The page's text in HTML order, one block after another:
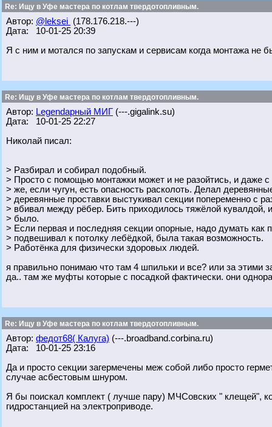
Re: Ищу в Уфе мастера по котлам твердотопливным.
Автор: @leksei (178.176.218.---)
Дата: 10-01-25 20:39
Я с ним и мотался по запускам и сервисам когда монтажа не
Re: Ищу в Уфе мастера по котлам твердотопливным.
Автор: Legendарный МИГ (---.gigalink.su)
Дата: 10-01-25 22:27
Николай писал:
> Разбирал и собирал подобный.
> Просто с помощью монтажки может и не разойтись, и даже
> же, если чугун, есть опасность расколоть. Делал
> деревянные проставки выстукивал секции попеременно с
> вбивал между рёбер. Бить приходилось тяжёлой кувалдой,
> было.
> Если первая и последняя секции опорные, надо думать как
> подвешивал к потолку лебёдкой, была такая возможность.
> Работёнка для физически здоровых людей.
я правильно понимаю что там 4 шпильки и все? или за этими
да.. там же муфты которые с посадкой фактически. они
Re: Ищу в Уфе мастера по котлам твердотопливным.
Автор: федот68( Калуга) (---.broadband.corbina.ru)
Дата: 10-01-25 23:16
Да и просто секции загермечены меж собой либо просто
случае асбестовым шнуром.
Я бы поискал комплект ( лучше пару) МЧСовских " клещей",
гидростанцией на электроприводе.